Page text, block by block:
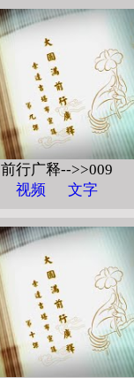
前行广释-->>009
视频
文字